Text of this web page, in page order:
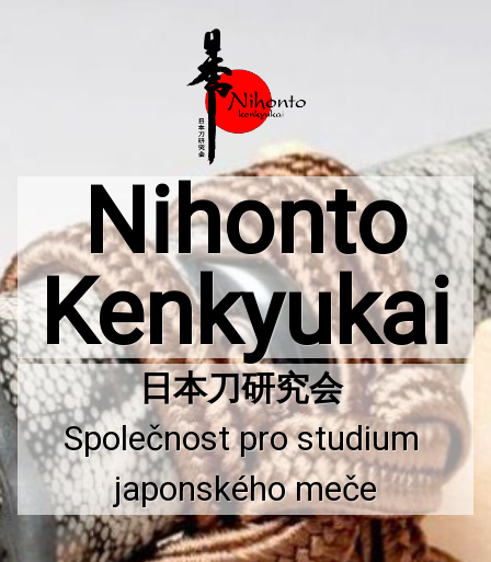
Nihonto
Kenkyukai
Společnost pro studium
japonského meče